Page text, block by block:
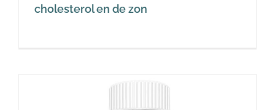
cholesterol en de zon